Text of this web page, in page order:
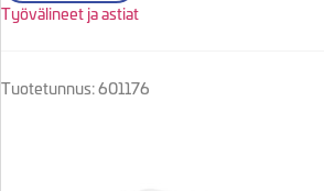
Työvälineet ja astiat
Tuotetunnus: 601176